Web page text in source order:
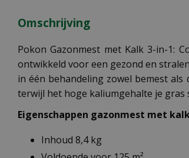
Omschrijving
Pokon Gazonmest met Kalk 3-in-1:
ontwikkeld voor een gezond en
in één behandeling zowel bemest
terwijl het hoge kaliumgehalte je
Eigenschappen gazonmest met
Inhoud 8,4 kg